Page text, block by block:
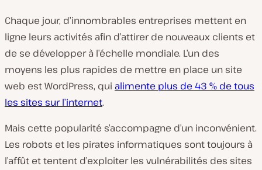
Chaque jour, d’innombrables entreprises mettent en
ligne leurs activités afin d’attirer de nouveaux clients et
de se développer à l’échelle mondiale. L’un des
moyens les plus rapides de mettre en place un site
web est WordPress, qui alimente plus de 43 % de tous
les sites sur l’internet.
Mais cette popularité s’accompagne d’un inconvénient.
Les robots et les pirates informatiques sont toujours à
l’affût et tentent d’exploiter les vulnérabilités des sites